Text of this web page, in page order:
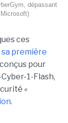
dépassant
ces
première
pour
1-Flash,
«